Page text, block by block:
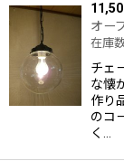
オー
在庫
チェ
な懐
作り
のコ
く…